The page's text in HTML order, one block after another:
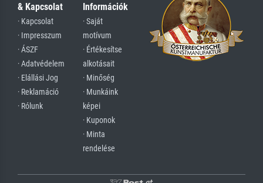
& Kapcsolat
· Kapcsolat
· Impresszum
· ÁSZF
· Adatvédelem
· Elállási Jog
· Reklamáció
· Rólunk
Információk
· Saját
motívum
· Értékesítse
alkotásait
· Minőség
· Munkáink
képei
· Kuponok
· Minta
rendelése